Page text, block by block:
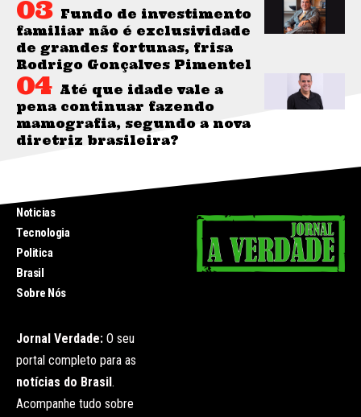
Fundo de investimento
familiar não é exclusividade
de grandes fortunas, frisa
Rodrigo Gonçalves Pimentel
Até que idade vale a
pena continuar fazendo
mamografia, segundo a nova
diretriz brasileira?
Noticias
Tecnologia
Politica
Brasil
Sobre Nós
Jornal Verdade: O seu
portal completo para as
notícias do Brasil .
Acompanhe tudo sobre